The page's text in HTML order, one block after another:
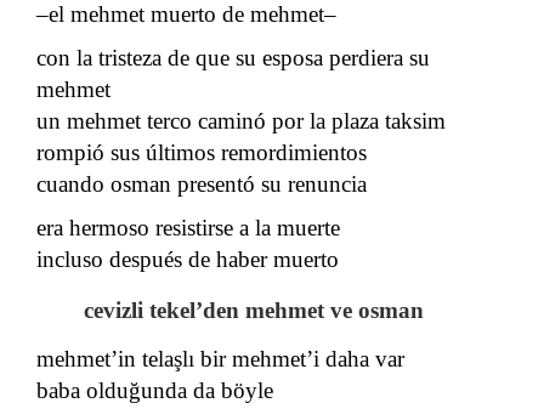
–el mehmet muerto de mehmet–
con la tristeza de que su esposa perdiera su
mehmet
un mehmet terco caminó por la plaza taksim
rompió sus últimos remordimientos
cuando osman presentó su renuncia
era hermoso resistirse a la muerte
incluso después de haber muerto
cevizli tekel’den mehmet ve osman
mehmet’in telaşlı bir mehmet’i daha var
baba olduğunda da böyle